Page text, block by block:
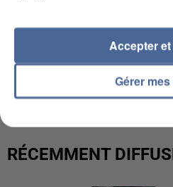
L’UN DES FONDATEURS
MAFIA INTERPELLÉ EN
RÉCEMMENT
Gérer
Accepter